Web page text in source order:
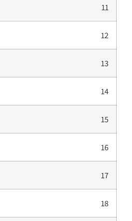
11
12
13
14
15
16
17
18